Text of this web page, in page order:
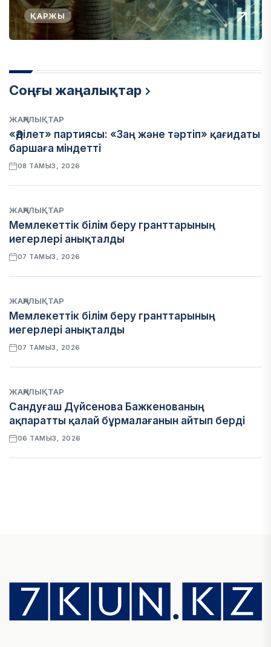
ҚАРЖЫ
Соңғы жаңалықтар
ЖАҢАЛЫҚТАР
«Әділет» партиясы: «Заң және тәртіп» қағидаты
баршаға міндетті
08 ТАМЫЗ, 2026
ЖАҢАЛЫҚТАР
Мемлекеттік білім беру гранттарының
иегерлері анықталды
07 ТАМЫЗ, 2026
ЖАҢАЛЫҚТАР
Мемлекеттік білім беру гранттарының
иегерлері анықталды
07 ТАМЫЗ, 2026
ЖАҢАЛЫҚТАР
Сандуғаш Дүйсенова Бажкенованың
ақпаратты қалай бұрмалағанын айтып берді
06 ТАМЫЗ, 2026
Алматы қалалық МКД мүлікті сатудан
алынатын салық туралы сұрақтарға жауап
берді